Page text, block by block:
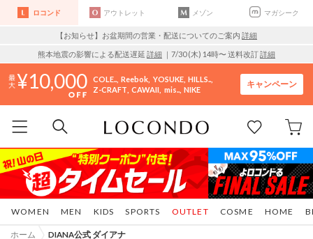
ロコンド アウトレット メゾン マガシーク
【お知らせ】お盆期間の営業・配送についてのご案内 詳細
熊本地震の影響による配送遅延 詳細 ｜7/30 (木) 14時〜 送料改訂詳細
10,000 COLE.. Reebok YOSUKE HILLS..
Z-CRAFT CAWAII mis.. NIKE
キャンペーン
WOMEN MEN KIDS SPORTS COSME HOME
OUTLET
ホーム DIANA公式 ダイアナ